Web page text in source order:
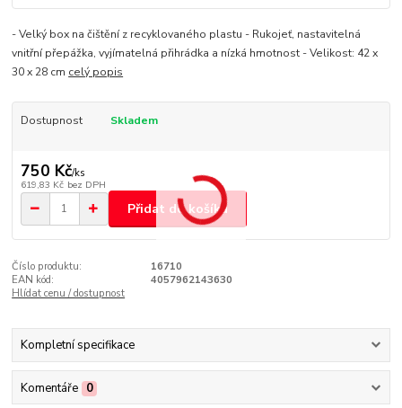
- Velký box na čištění z recyklovaného plastu - Rukojeť, nastavitelná
vnitřní přepážka, vyjímatelná přihrádka a nízká hmotnost - Velikost: 42 x
30 x 28 cm celý popis
Dostupnost Skladem
750 Kč/ks
619,83 Kč bez DPH
Přidat do košíku
Číslo produktu:
16710
EAN kód:
4057962143630
Hlídat cenu / dostupnost
Kompletní specifikace
Komentáře 0